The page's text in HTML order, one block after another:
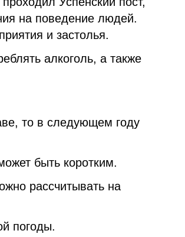
на поведение людей.
и застолья.
алкоголь, а также
то в следующем году
быть коротким.
рассчитывать на
погоды.